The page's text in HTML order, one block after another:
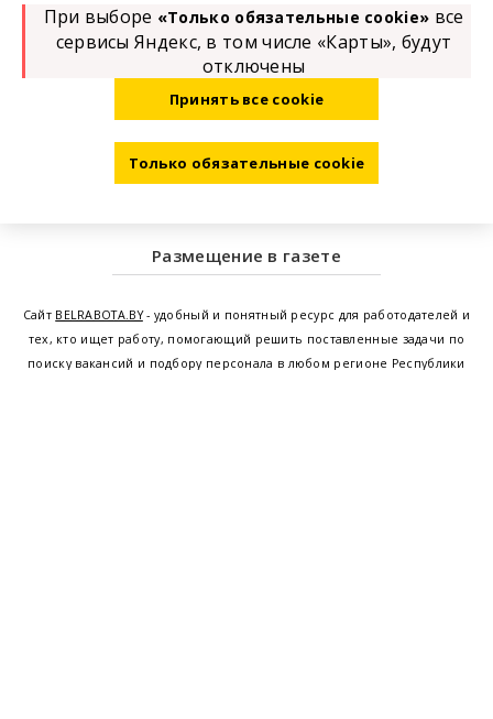
Размещение в газете
Сайт BELRABOTA.BY- удобный и понятный ресурс для работодателей и
тех, кто ищет работу, помогающий решить поставленные задачи по
поиску вакансий и подбору персонала в любом регионе Республики
При выборе «Только обязательные cookie» все
сервисы Яндекс, в том числе «Карты», будут
отключены
Принять все cookie
Только обязательные cookie